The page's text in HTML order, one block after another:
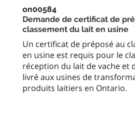
on00584
Demande de certificat de
classement du lait en usine
Un certificat de préposé au
en usine est requis pour le
réception du lait de vache et
livré aux usines de
produits laitiers en Ontario.